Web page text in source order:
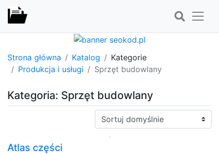
Strona główna Katalog
Kategorie
Produkcja i usługi
Sprzęt budowlany
Kategoria: Sprzęt budowlany
Sortuj:
Atlas części